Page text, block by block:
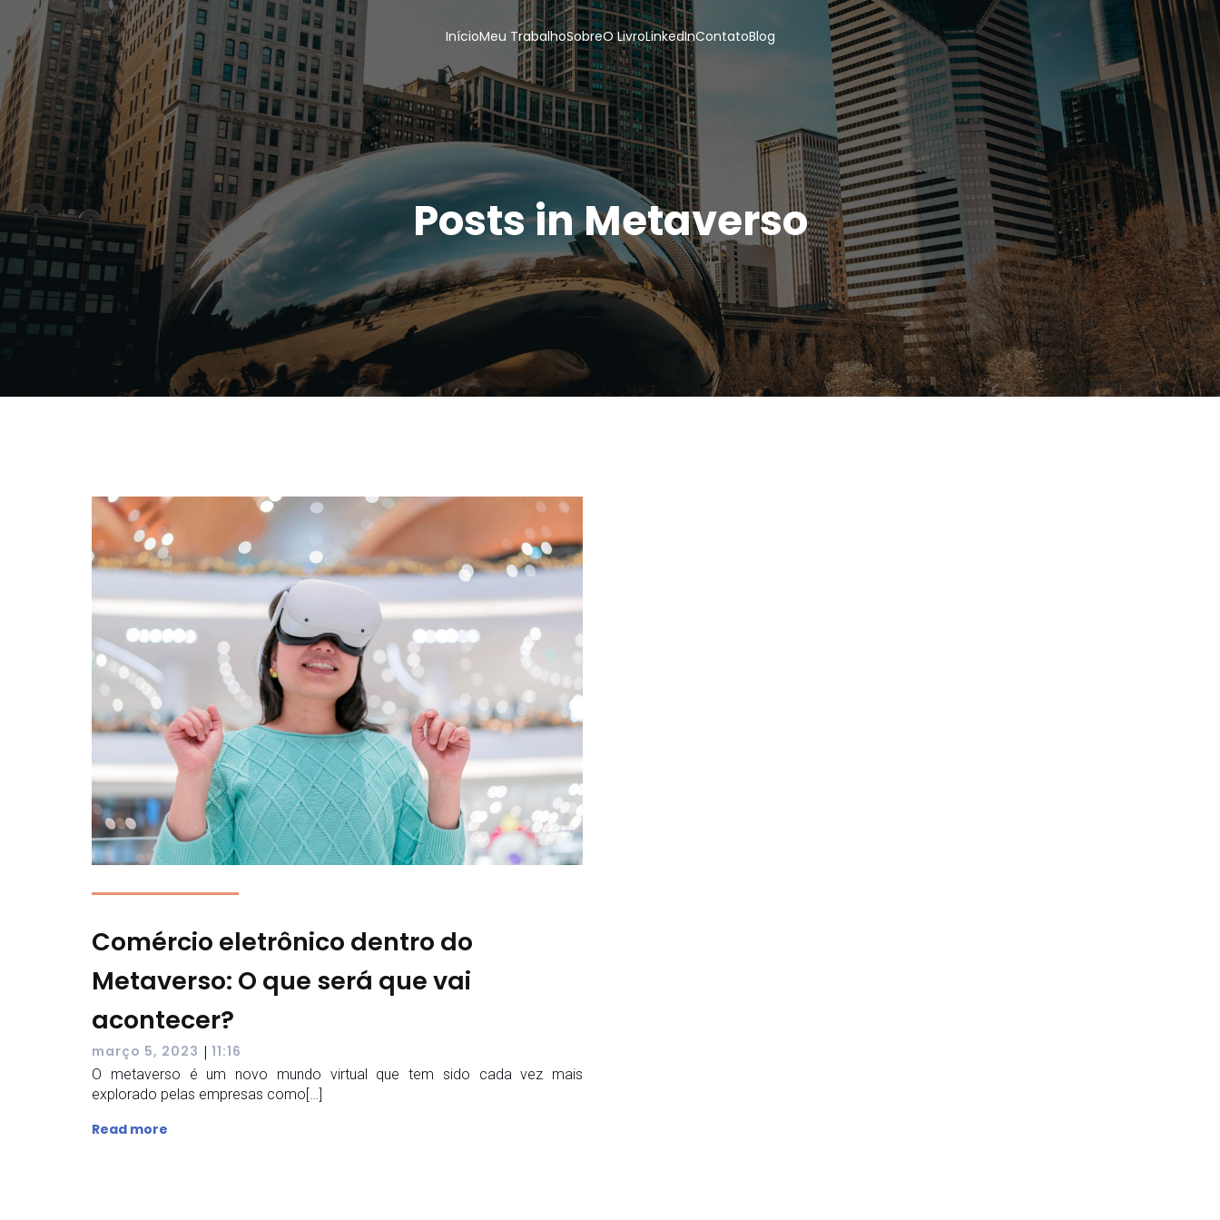
InícioMeu TrabalhoSobreO LivroLinkedInContatoBlog
Posts in Metaverso
Comércio eletrônico dentro do
Metaverso: O que será que vai
acontecer?
março 5, 2023 | 11:16
O metaverso é um novo mundo virtual que tem sido cada vez mais
explorado pelas empresas como[…]
Read more